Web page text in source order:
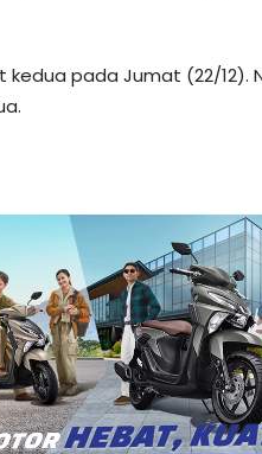
pada Jumat (22/12).